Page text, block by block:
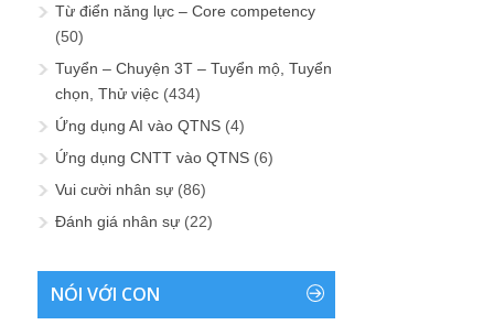
Từ điển năng lực – Core competency
(50)
Tuyển – Chuyện 3T – Tuyển mộ, Tuyển
chọn, Thử việc (434)
Ứng dụng AI vào QTNS (4)
Ứng dụng CNTT vào QTNS (6)
Vui cười nhân sự (86)
Đánh giá nhân sự (22)
NÓI VỚI CON